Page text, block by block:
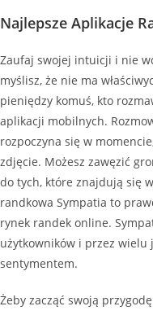
Najlepsze Aplikacje
Zaufaj swojej intuicji i nie
myślisz, że nie ma
pieniędzy komuś, kto
aplikacji mobilnych.
rozpoczyna się w
zdjęcie. Możesz zawęzić
do tych, które znajdują się
randkowa Sympatia to
rynek randek online.
użytkowników i przez
sentymentem.
Żeby zacząć swoją